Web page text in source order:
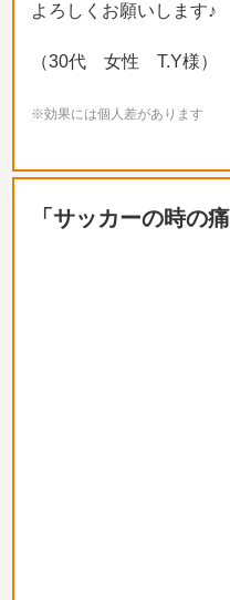
よろしくお願いします♪
（30代 女性 T.Y様）
※効果には個人差があります
「サッカーの時の